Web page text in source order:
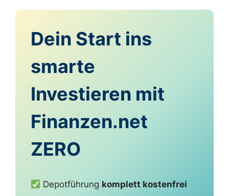
Dein Start ins
smarte
Investieren mit
Finanzen.net
ZERO
Depotführung komplett kostenfrei